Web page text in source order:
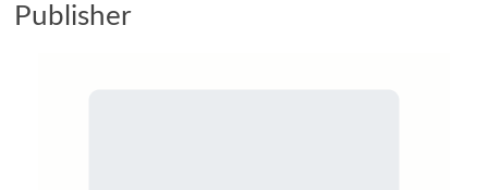
Publisher